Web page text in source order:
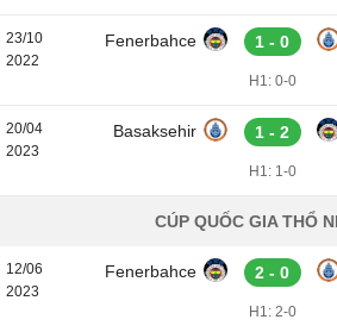
23/10
2022
Fenerbahce 1 - 0
H1: 0-0
20/04
2023
Basaksehir 1 - 2
H1: 1-0
CÚP QUỐC GIA THỔ
12/06
2023
Fenerbahce 2 - 0
H1: 2-0